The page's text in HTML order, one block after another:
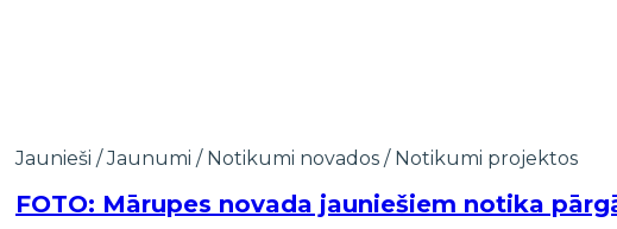
Jaunieši /Jaunumi / Notikumi novados / Notikumi projektos
FOTO: Mārupes novada jauniešiem notika